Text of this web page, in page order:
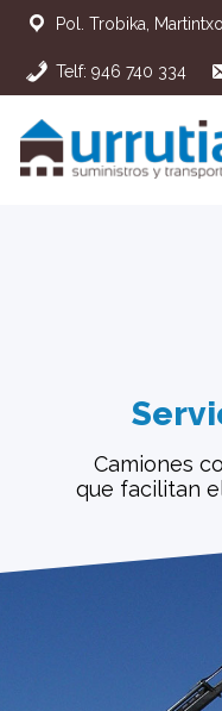
Pol. Trobika,
Telf: 946 740 334
Camiones
que facilitan